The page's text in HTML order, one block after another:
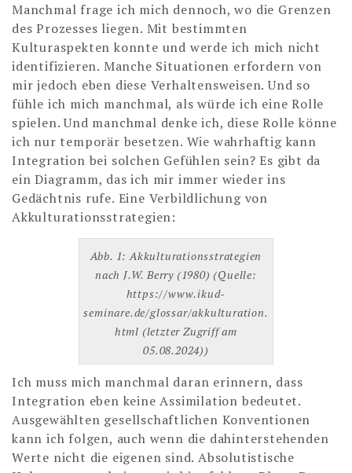
Manchmal frage ich mich dennoch, wo die Grenzen
des Prozesses liegen. Mit bestimmten
Kulturaspekten konnte und werde ich mich nicht
identifizieren. Manche Situationen erfordern von
mir jedoch eben diese Verhaltensweisen. Und so
fühle ich mich manchmal, als würde ich eine Rolle
spielen. Und manchmal denke ich, diese Rolle könne
ich nur temporär besetzen. Wie wahrhaftig kann
Integration bei solchen Gefühlen sein? Es gibt da
ein Diagramm, das ich mir immer wieder ins
Gedächtnis rufe. Eine Verbildlichung von
Akkulturationsstrategien:
Abb. 1: Akkulturationsstrategien
nach J.W. Berry (1980) (Quelle:
https://www.ikud-
seminare.de/glossar/akkulturation.
html (letzter Zugriff am
05.08.2024))
Ich muss mich manchmal daran erinnern, dass
Integration eben keine Assimilation bedeutet.
Ausgewählten gesellschaftlichen Konventionen
kann ich folgen, auch wenn die dahinterstehenden
Werte nicht die eigenen sind. Absolutistische